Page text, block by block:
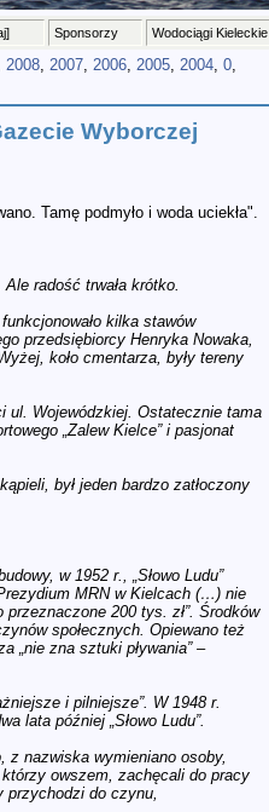
Sponsorzy Wodociągi Kieleckie
2008, 2007, 2006, 2005, 2004, 0,
Wyborczej
Tamę podmyło i woda uciekła".
radość trwała krótko.
kilka stawów
przedsiębiorcy Henryka Nowaka,
koło cmentarza, były tereny
ul. Wojewódzkiej. Ostatecznie tama
„Zalew Kielce” i pasjonat
był jeden bardzo zatłoczony
w 1952 r., „Słowo Ludu”
MRN w Kielcach (…) nie
200 tys. zł”. Środków
społecznych. Opiewano też
„nie zna sztuki pływania” –
i pilniejsze”. W 1948 r.
lata później „Słowo Ludu”.
z nazwiska wymieniano osoby,
owszem, zachęcali do pracy
przychodzi do czynu,